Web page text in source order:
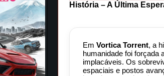
História – A Última
Em Vortica Torrent, a
humanidade foi forçada
implacáveis. Os
espaciais e postos